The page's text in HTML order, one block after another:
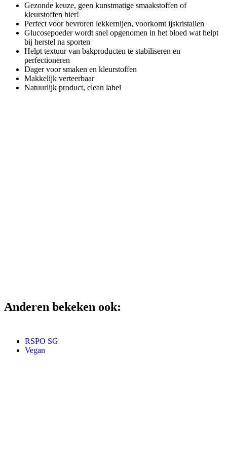
Gezonde keuze, geen kunstmatige smaakstoffen of
kleurstoffen hier!
Perfect voor bevroren lekkernijen, voorkomt ijskristallen
Glucosepoeder wordt snel opgenomen in het bloed wat helpt
bij herstel na sporten
Helpt textuur van bakproducten te stabiliseren en
perfectioneren
Dager voor smaken en kleurstoffen
Makkelijk verteerbaar
Natuurlijk product, clean label
Anderen bekeken ook:
RSPO SG
Vegan